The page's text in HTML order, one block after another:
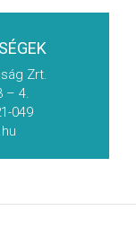
Zrt.
– 4.
049